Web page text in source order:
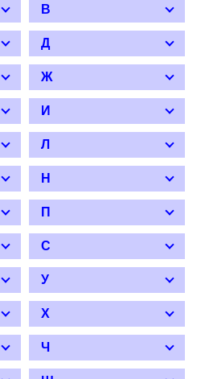
В
Д
Ж
И
Л
Н
П
С
У
Х
Ч